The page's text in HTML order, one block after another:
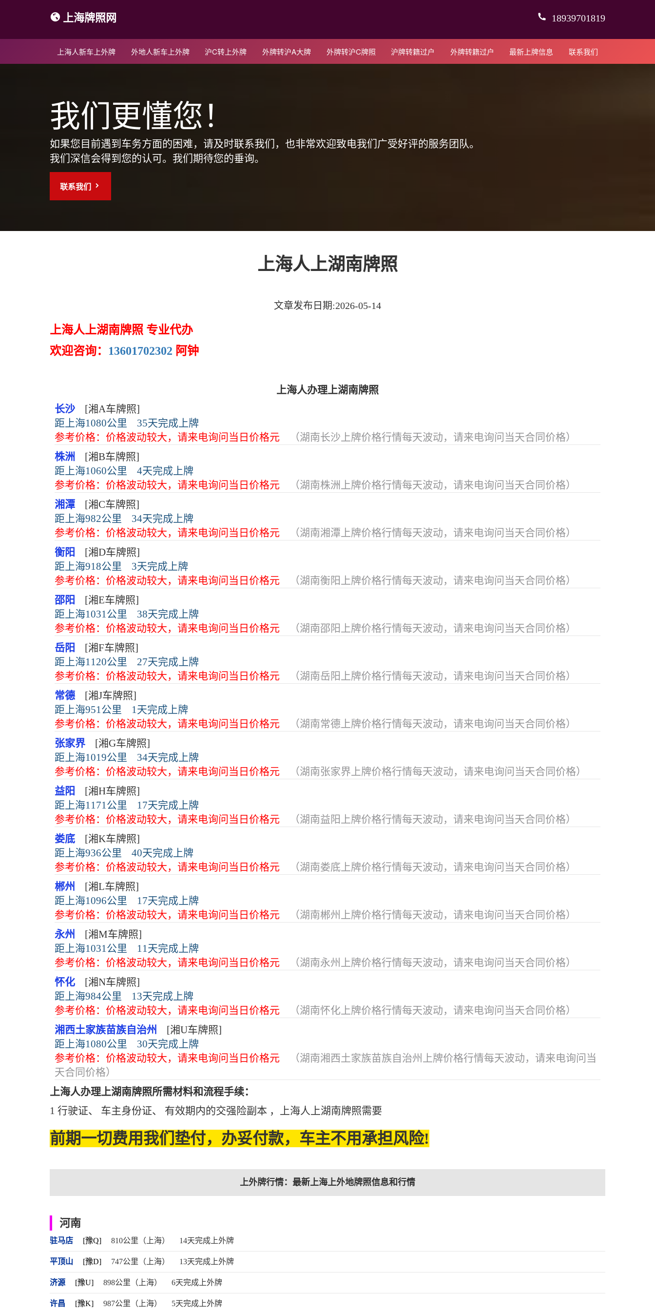
上海牌照网 18939701819
上海人新车上外牌 外地人新车上外牌 沪C转上外牌 外牌转沪A大牌 外牌转沪C牌照 沪牌转籍过户 外牌转籍过户 最新上牌信息 联系我们
我们更懂您！
如果您目前遇到车务方面的困难，请及时联系我们，也非常欢迎致电我们广受好评的服务团队。
我们深信会得到您的认可。我们期待您的垂询。
联系我们
上海人上湖南牌照
文章发布日期:2026-05-14
上海人上湖南牌照 专业代办
欢迎咨询： 13601702302 阿钟
上海人办理上湖南牌照
长沙
[湘A车牌照]
距上海1080公里
35天完成上牌
参考价格：价格波动较大，请来电询问当日价格元
（湖南长沙上牌价格行情每天波动，请来电询问当天合同价格）
株洲
[湘B车牌照]
距上海1060公里
4天完成上牌
参考价格：价格波动较大，请来电询问当日价格元
（湖南株洲上牌价格行情每天波动，请来电询问当天合同价格）
湘潭
[湘C车牌照]
距上海982公里
34天完成上牌
参考价格：价格波动较大，请来电询问当日价格元
（湖南湘潭上牌价格行情每天波动，请来电询问当天合同价格）
衡阳
[湘D车牌照]
距上海918公里
3天完成上牌
参考价格：价格波动较大，请来电询问当日价格元
（湖南衡阳上牌价格行情每天波动，请来电询问当天合同价格）
邵阳
[湘E车牌照]
距上海1031公里
38天完成上牌
参考价格：价格波动较大，请来电询问当日价格元
（湖南邵阳上牌价格行情每天波动，请来电询问当天合同价格）
岳阳
[湘F车牌照]
距上海1120公里
27天完成上牌
参考价格：价格波动较大，请来电询问当日价格元
（湖南岳阳上牌价格行情每天波动，请来电询问当天合同价格）
常德
[湘J车牌照]
距上海951公里
1天完成上牌
参考价格：价格波动较大，请来电询问当日价格元
（湖南常德上牌价格行情每天波动，请来电询问当天合同价格）
张家界
[湘G车牌照]
距上海1019公里
34天完成上牌
参考价格：价格波动较大，请来电询问当日价格元
（湖南张家界上牌价格行情每天波动，请来电询问当天合同价格）
益阳
[湘H车牌照]
距上海1171公里
17天完成上牌
参考价格：价格波动较大，请来电询问当日价格元
（湖南益阳上牌价格行情每天波动，请来电询问当天合同价格）
娄底
[湘K车牌照]
距上海936公里
40天完成上牌
参考价格：价格波动较大，请来电询问当日价格元
（湖南娄底上牌价格行情每天波动，请来电询问当天合同价格）
郴州
[湘L车牌照]
距上海1096公里
17天完成上牌
参考价格：价格波动较大，请来电询问当日价格元
（湖南郴州上牌价格行情每天波动，请来电询问当天合同价格）
永州
[湘M车牌照]
距上海1031公里
11天完成上牌
参考价格：价格波动较大，请来电询问当日价格元
（湖南永州上牌价格行情每天波动，请来电询问当天合同价格）
怀化
[湘N车牌照]
距上海984公里
13天完成上牌
参考价格：价格波动较大，请来电询问当日价格元
（湖南怀化上牌价格行情每天波动，请来电询问当天合同价格）
湘西土家族苗族自治州
[湘U车牌照]
距上海1080公里
30天完成上牌
参考价格：价格波动较大，请来电询问当日价格元
（湖南湘西土家族苗族自治州上牌价格行情每天波动，请来电询问当
天合同价格）
上海人办理上湖南牌照所需材料和流程手续：
1 行驶证、 车主身份证、 有效期内的交强险副本 ，上海人上湖南牌照需要
前期一切费用我们垫付，办妥付款，车主不用承担风险!
上外牌行情：最新上海上外地牌照信息和行情
河南
驻马店 [豫Q] 810公里（上海） 14天完成上外牌
平顶山 [豫D] 747公里（上海） 13天完成上外牌
济源 [豫U] 898公里（上海） 6天完成上外牌
许昌 [豫K] 987公里（上海） 5天完成上外牌